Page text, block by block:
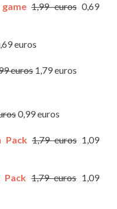
1,99 euros0,69
euros
euros 1,79 euros
0,99 euros
Pack 1,79 euros 1,09
1,79 euros1,09